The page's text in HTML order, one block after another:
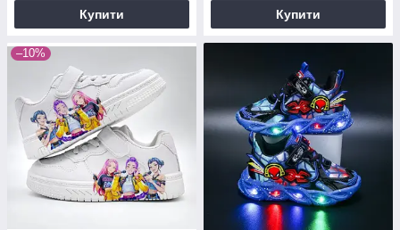
Купити Купити
–10%